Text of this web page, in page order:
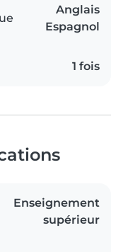
Anglais
Espagnol
1 fois
Enseignement
supérieur